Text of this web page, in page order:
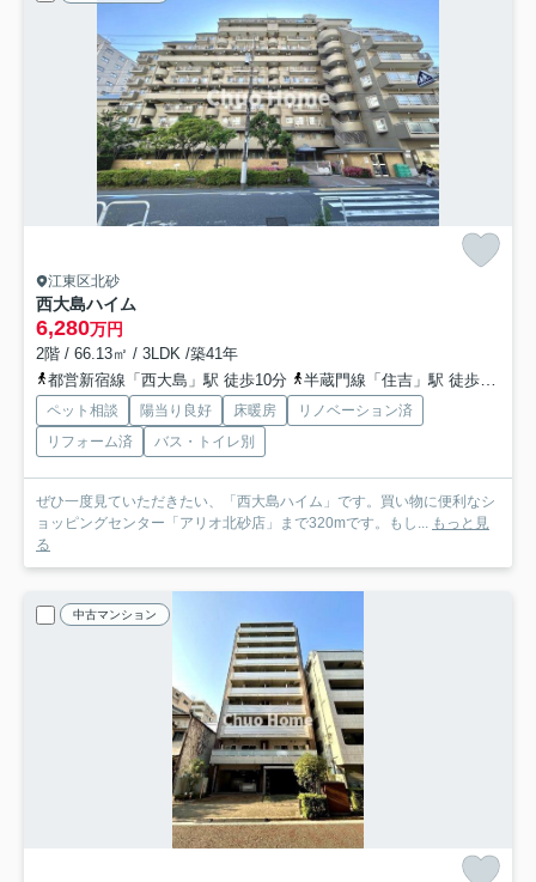
江東区北砂
西大島ハイム
6,280万円
2階 / 66.13㎡ / 3LDK /築41年
都営新宿線「西大島」駅 徒歩10分
半蔵門線「住吉」駅 徒歩14分
ペット相談 陽当り良好 床暖房
リノベーション済
リフォーム済
バス・トイレ別
ぜひ一度見ていただきたい、「西大島ハイム」です。買い物に便利なシ
ョッピングセンター「アリオ北砂店」まで320mです。もし...
もっと見
る
中古マンション